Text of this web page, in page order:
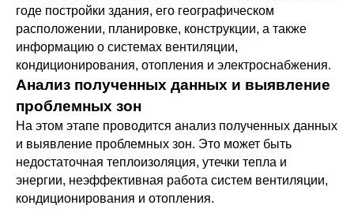
годе постройки здания, его географическом
расположении, планировке, конструкции, а также
информацию о системах вентиляции,
кондиционирования, отопления и электроснабжения.
Анализ полученных данных и выявление
проблемных зон
На этом этапе проводится анализ полученных данных
и выявление проблемных зон. Это может быть
недостаточная теплоизоляция, утечки тепла и
энергии, неэффективная работа систем вентиляции,
кондиционирования и отопления.